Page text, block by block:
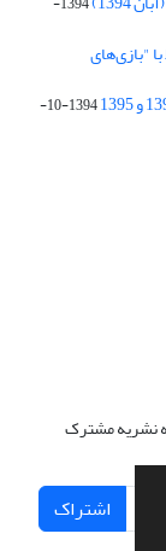
مرتبط با "بازی‌های
1394-10-
نشریه مشترک
اشتراک